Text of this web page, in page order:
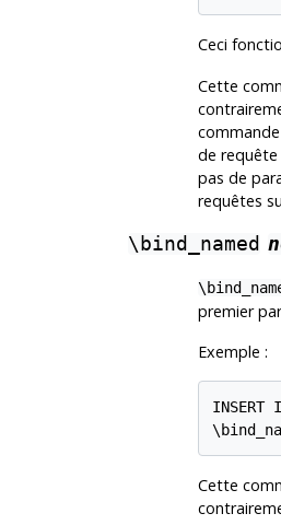
Ceci
Cette
de
pas de
requêtes
\bind_named
premier
Exemple :
Cette